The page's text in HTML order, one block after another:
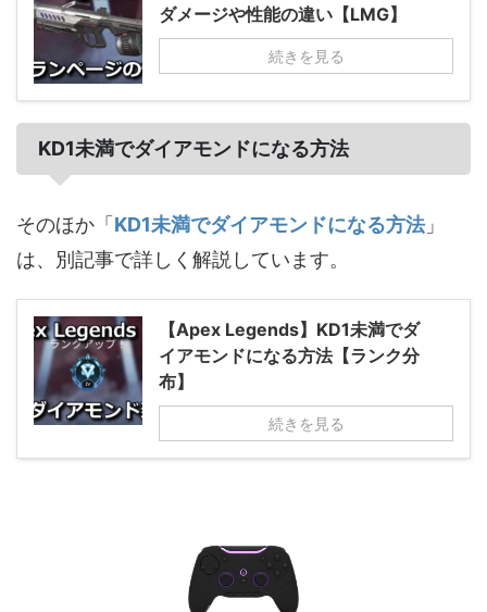
ダメージや性能の違い【LMG】
続きを見る
KD1未満でダイアモンドになる方法
そのほか「KD1未満でダイアモンドになる方法」
は、別記事で詳しく解説しています。
【Apex Legends】KD1未満でダ
イアモンドになる方法【ランク分
布】
続きを見る